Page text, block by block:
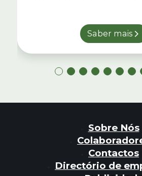
Saber mais
Sobre Nós
Contactos
Directório de